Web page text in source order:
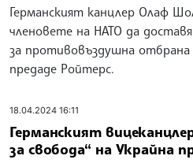
Германският канцлер Олаф
членовете на НАТО да
за противовъздушна
предаде Ройтерс.
18.04.2024 16:11
Германският
за свобода“ на Украйна